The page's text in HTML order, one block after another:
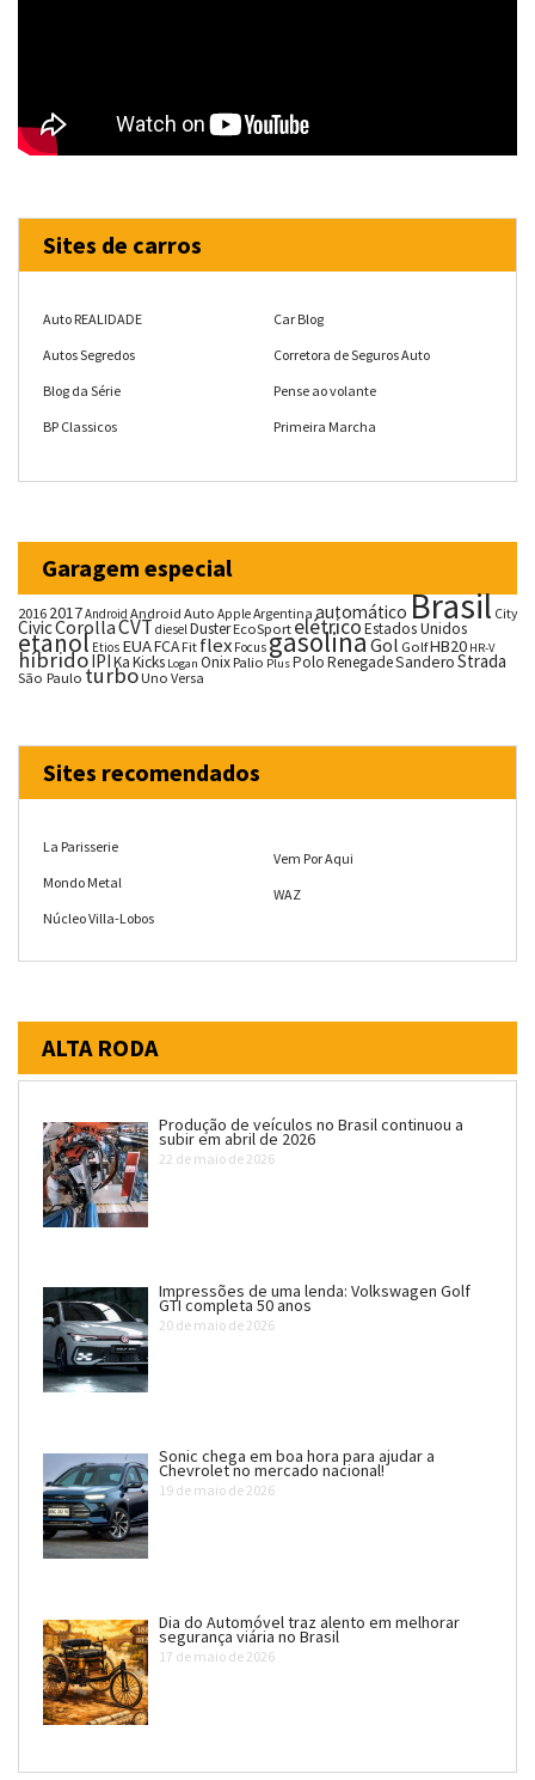
Sites de carros
Auto REALIDADE
Autos Segredos
Blog da Série
BP Classicos
Car Blog
Corretora de Seguros Auto
Pense ao volante
Primeira Marcha
Garagem especial
20162017Android Android Auto AppleArgentina automáticoBrasil City
CivicCorollaCVTdieselDusterEcoSportelétricoEstados Unidos
etanol Etios EUAFCA Fit flex FocusgasolinaGol GolfHB20 HR-V
híbridoIPIKaKicks Logan OnixPalio PlusPoloRenegadeSanderoStrada
São Paulo turboUno Versa
Sites recomendados
La Parisserie
Mondo Metal
Núcleo Villa-Lobos
Vem Por Aqui
WAZ
ALTA RODA
Produção de veículos no Brasil continuou a
subir em abril de 2026
22 de maio de 2026
Impressões de uma lenda: Volkswagen Golf
GTI completa 50 anos
20 de maio de 2026
Sonic chega em boa hora para ajudar a
Chevrolet no mercado nacional!
19 de maio de 2026
Dia do Automóvel traz alento em melhorar
segurança viária no Brasil
17 de maio de 2026